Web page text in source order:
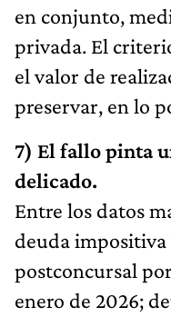
en conjunto,
privada. El
el valor de
preservar, en lo
7) El fallo pinta
delicado.
Entre los datos
deuda
postconcursal por
enero de 2026;